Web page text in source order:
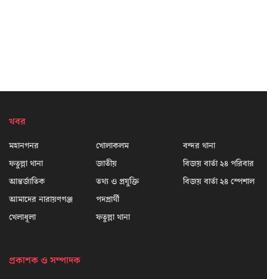
খবর
মহানগনর
ফতুল্লা থানা
আন্তর্জাতিক
আমাদের নারায়ণগঞ্জ
খেলাধূলা
খোলাকলম
জাতীয়
তথ্য ও প্রযুক্তি
পদপ্রার্থী
ফতুল্লা থানা
বন্দর থানা
বিজয় বার্তা ২৪ পরিবার
বিজয় বার্তা ২৪ স্পেশাল
প্রকাশক ও সম্পাদক